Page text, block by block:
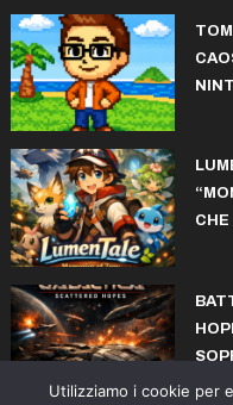
CHE
Utilizziamo i cookie per